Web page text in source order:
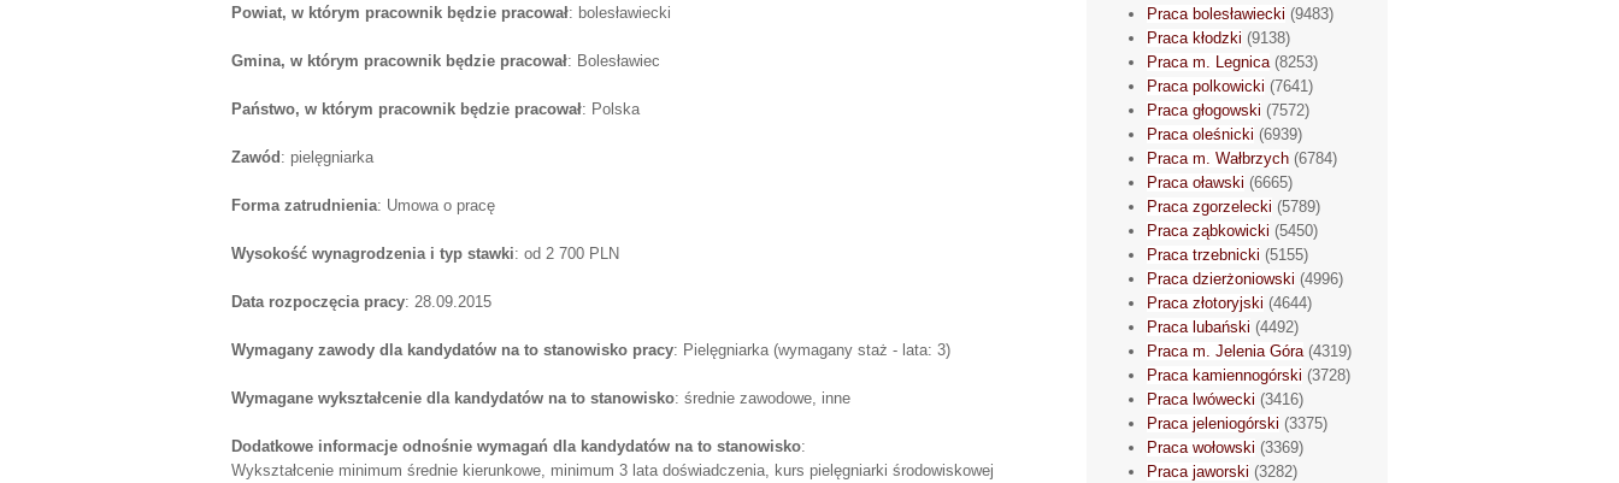
Powiat, w którym pracownik będzie pracował: bolesławiecki
Gmina, w którym pracownik będzie pracował: Bolesławiec
Państwo, w którym pracownik będzie pracował: Polska
Zawód: pielęgniarka
Forma zatrudnienia: Umowa o pracę
Wysokość wynagrodzenia i typ stawki: od 2 700 PLN
Data rozpoczęcia pracy: 28.09.2015
Wymagany zawody dla kandydatów na to stanowisko pracy: Pielęgniarka (wymagany staż - lata: 3)
Wymagane wykształcenie dla kandydatów na to stanowisko: średnie zawodowe, inne
Dodatkowe informacje odnośnie wymagań dla kandydatów na to stanowisko:
Wykształcenie minimum średnie kierunkowe, minimum 3 lata doświadczenia, kurs pielęgniarki środowiskowej
Praca bolesławiecki (9483)
Praca kłodzki (9138)
Praca m. Legnica(8253)
Praca polkowicki (7641)
Praca głogowski (7572)
Praca oleśnicki (6939)
Praca m. Wałbrzych (6784)
Praca oławski (6665)
Praca zgorzelecki (5789)
Praca ząbkowicki (5450)
Praca trzebnicki (5155)
Praca dzierżoniowski (4996)
Praca złotoryjski (4644)
Praca lubański (4492)
Praca m. Jelenia Góra(4319)
Praca kamiennogórski (3728)
Praca lwówecki (3416)
Praca jeleniogórski (3375)
Praca wołowski (3369)
Praca jaworski (3282)